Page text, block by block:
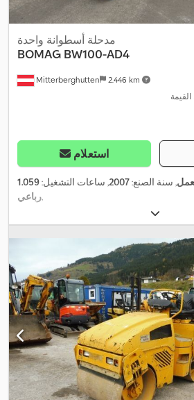
Mitterberghutten 2.446 km
مدحلة أسطوانة واحدة
BOMAG BW100-AD4
استعلام
, سنة الصنع:2007, ساعات التشغيل:
رباعي,